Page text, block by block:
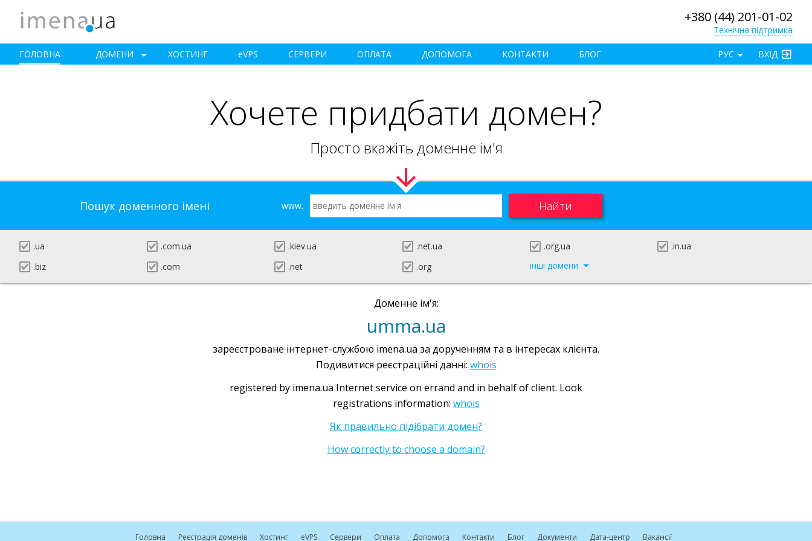
+380 (44) 201-01-02
Технічна підтримка
ГОЛОВНА ДОМЕНИ ХОСТИНГ eVPS СЕРВЕРИ ОПЛАТА ДОПОМОГА КОНТАКТИ БЛОГ ВХІД
РУС
Хочете придбати домен?
Просто вкажіть доменне ім'я
Пошук доменного імені www.
.ua .com.ua .kiev.ua .net.ua .org.ua
.in.ua
.biz
.com .net .org інші домени
Доменне ім'я:
umma.ua
зареєстроване інтернет-службою imena.ua за дорученням та в інтересах клієнта.
Подивитися реєстраційні данні: whois
registered by imena.ua Internet service on errand and in behalf of client. Look
registrations information: whois
Як правильно підібрати домен?
How correctly to choose a domain?
Головна Реєстрація доменів Хостинг eVPS Сервери Оплата Допомога Контакти Блог Документи Дата-центр Вакансії